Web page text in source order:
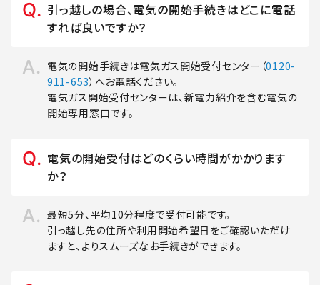
引っ越しの場合、電気の開始手続きはどこに電話
すれば良いですか？
電気の開始手続きは電気ガス開始受付センター（0120-
911-653）へお電話ください。
電気ガス開始受付センターは、新電力紹介を含む電気の
開始専用窓口です。
電気の開始受付はどのくらい時間がかかります
か？
最短5分、平均10分程度で受付可能です。
引っ越し先の住所や利用開始希望日をご確認いただけ
ますと、よりスムーズなお手続きができます。